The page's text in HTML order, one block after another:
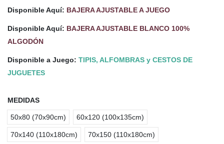
Disponible Aquí: BAJERA AJUSTABLE A JUEGO
Disponible Aquí: BAJERA AJUSTABLE BLANCO 100%
ALGODÓN
Disponible a Juego: TIPIS, ALFOMBRAS y CESTOS DE
JUGUETES
MEDIDAS
50x80 (70x90cm) 60x120 (100x135cm)
70x140 (110x180cm) 70x150 (110x180cm)